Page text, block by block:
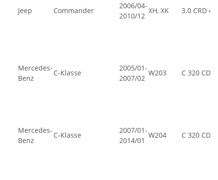
Jeep Commander
2006/04-
2010/12
XH, XK 3.0 CRD
Mercedes-
Benz
C-Klasse
2005/01-
2007/02
W203 C 320 CDI
Mercedes-
Benz
C-Klasse
2007/01-
2014/01
W204 C 320 CDI